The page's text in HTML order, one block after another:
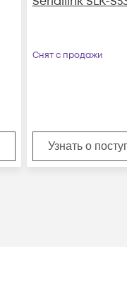
Снят с продажи
Узнать о